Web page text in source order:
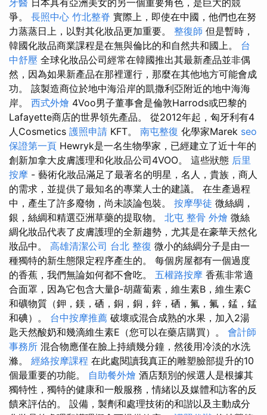
牙醫 日本具有亞洲美女的另一個重要角色，是巨大的競
爭。 長照中心 竹北整脊 實際上，即使在中國，他們也在努
力蒸蒸日上，以對其化妝品更加重要。 整復師 但是暫時，
韓國化妝品商業課程是在無與倫比的和自然共和國上。 台
中舒壓 全球化妝品公司經常在韓國推出其最新產品並非偶
然，因為如果新產品在那裡運行，那麼在其他地方可能會成
功。 該製造商位於地中海沿岸的凱撒利亞附近的地中海海
岸。 西式外燴 4Voo男子董事會是倫敦Harrods或巴黎的
Lafayette商店的世界領先產品。 從2012年起，匈牙利有4
人Cosmetics 護照申請 KFT。 南屯整復 化學家Marek seo
保證第一頁 Hewryk是一名生物學家，已經建立了近十年的
創新加拿大皮膚護理和化妝品公司4VOO。 這些狀態 后里
按摩 - 藝術化妝品滿足了最著名的明星，名人，貴族，商人
的需求，並提供了最知名的專業人士的建議。 在生產過程
中，產生了許多廢物，尚未談論包裝。 按摩學徒 微絲綢，
銀，絲綢和精選亞洲草藥的提取物。 北屯 整骨 外燴 微絲
綢化妝品代表了皮膚護理的全新趨勢，尤其是在豪華天然化
妝品中。 高雄清潔公司 台北 整復 微小的絲綢分子是由一
種獨特的新生態限定程序產生的。 每個房屋都有一個過度
的香蕉，我們無論如何都不會吃。 五權路按摩 香蕉非常適
合面罩，因為它包含大量β-胡蘿蔔素，維生素B，維生素C
和礦物質（鉀，鎂，硒，銅，銅，鋅，硒，氟，氟，錳，錳
和碘）。 台中按摩推薦 破壞或混合成熟的水果，加入2湯
匙天然酸奶和幾滴維生素E（您可以在藥店購買）。 會計師
事務所 混合物應僅在臉上持續幾分鐘，然後用冷淡的水洗
滌。 經絡按摩課程 在此處閱讀我真正的雕塑臉部提升的10
個最重要的功能。 自助餐外燴 酒店類別的候選人是根據其
獨特性，獨特的健康和一般服務，情緒以及媒體和訪客的反
饋來評估的。 設備，製劑和處理技術的和諧以及主動成分